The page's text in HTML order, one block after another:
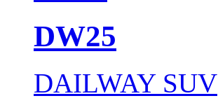
DW25
DAILWAY SUV